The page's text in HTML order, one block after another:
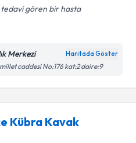
tedavi gören bir hasta
Merkezi Haritada Göster
caddesi No:176 kat:2 daire:9
Kübra Kavak